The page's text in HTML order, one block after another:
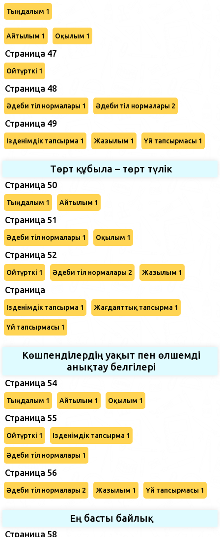
Тыңдалым 1
Айтылым 1 Оқылым 1
Страница 47
Ойтүрткі 1
Страница 48
Әдеби тіл нормалары 1 Әдеби тіл нормалары 2
Страница 49
Ізденімдік тапсырма 1 Жазылым 1 Үй тапсырмасы 1
Төрт құбыла – төрт түлік
Страница 50
Тыңдалым 1 Айтылым 1
Страница 51
Әдеби тіл нормалары 1 Оқылым 1
Страница 52
Ойтүрткі 1 Әдеби тіл нормалары 2 Жазылым 1
Страница
Ізденімдік тапсырма 1 Жағдаяттық тапсырма 1
Үй тапсырмасы 1
Көшпенділердің уақыт пен өлшемді
анықтау белгілері
Страница 54
Тыңдалым 1 Айтылым 1 Оқылым 1
Страница 55
Ойтүрткі 1 Ізденімдік тапсырма 1
Әдеби тіл нормалары 1
Страница 56
Әдеби тіл нормалары 2 Жазылым 1 Үй тапсырмасы 1
Ең басты байлық
Страница 58